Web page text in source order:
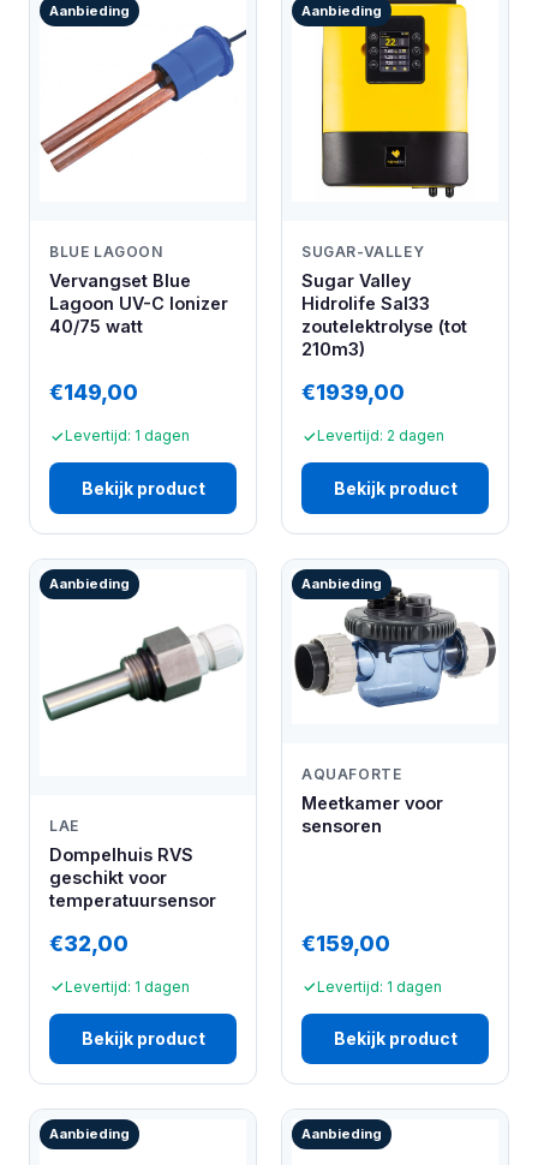
Aanbieding
BLUE LAGOON
Vervangset Blue
Lagoon UV-C Ionizer
40/75 watt
€149,00
Levertijd: 1 dagen
Bekijk product
Aanbieding
SUGAR-VALLEY
Sugar Valley
Hidrolife Sal33
zoutelektrolyse (tot
210m3)
€1939,00
Levertijd: 2 dagen
Bekijk product
Aanbieding
LAE
Dompelhuis RVS
geschikt voor
temperatuursensor
€32,00
Levertijd: 1 dagen
Bekijk product
Aanbieding
AQUAFORTE
Meetkamer voor
sensoren
€159,00
Levertijd: 1 dagen
Bekijk product
Aanbieding Aanbieding